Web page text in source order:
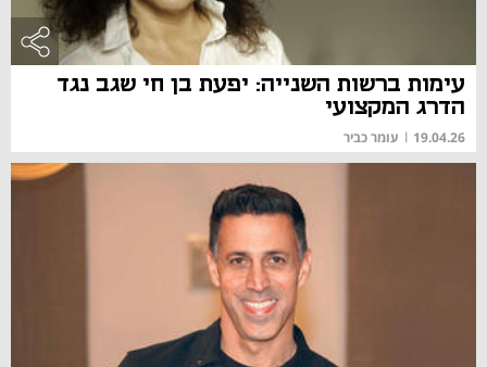
עימות ברשות השנייה: יפעת בן חי שגב נגד
הדרג המקצועי
19.04.26
| עומר כביר